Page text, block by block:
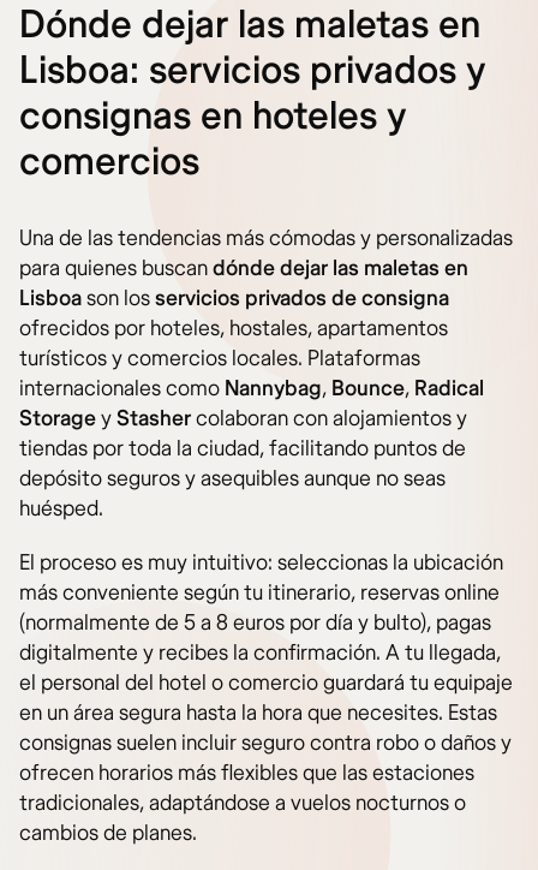
Dónde dejar las maletas en
Lisboa: servicios privados y
consignas en hoteles y
comercios
Una de las tendencias más cómodas y personalizadas
para quienes buscandónde dejar las maletas en
Lisboason losservicios privados de consigna
ofrecidos por hoteles, hostales, apartamentos
turísticos y comercios locales. Plataformas
internacionales como Nannybag, Bounce, Radical
StorageyStashercolaboran con alojamientos y
tiendas por toda la ciudad, facilitando puntos de
depósito seguros y asequibles aunque no seas
huésped.
El proceso es muy intuitivo: seleccionas la ubicación
más conveniente según tu itinerario, reservas online
(normalmente de 5 a 8 euros por día y bulto), pagas
digitalmente y recibes la confirmación. A tu llegada,
el personal del hotel o comercio guardará tu equipaje
en un área segura hasta la hora que necesites. Estas
consignas suelen incluir seguro contra robo o daños y
ofrecen horarios más flexibles que las estaciones
tradicionales, adaptándose a vuelos nocturnos o
cambios de planes.